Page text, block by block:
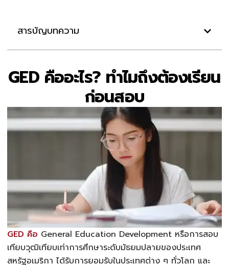
สารบัญบทความ
GED คืออะไร? ทำไมถึงต้องเรียน
ก่อนสอบ
GED คือ General Education Development หรือการสอบ
เทียบวุฒิเทียบเท่าการศึกษาระดับมัธยมปลายของประเทศ
สหรัฐอเมริกา ได้รับการยอมรับในประเทศต่าง ๆ ทั่วโลก และ